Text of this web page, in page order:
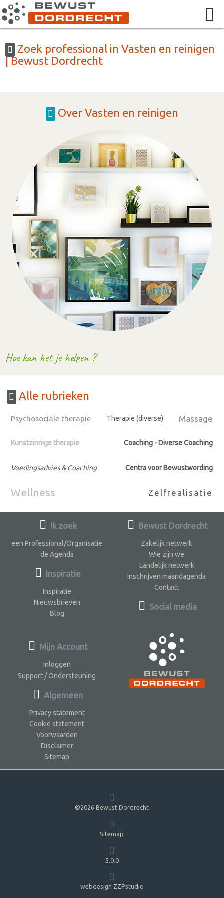
Zoek professional in Vasten en reinigen
| Bewust Dordrecht
Over Vasten en reinigen
Hoe kan het je helpen ?
Alle rubrieken
Psychosociale therapie Therapie (diverse) Massage
Kunstzinnige therapie Coaching - Diverse Coaching
Voedingsadvies & Coaching Centra voor Bewustwording
Wellness Zelfrealisatie
Ik zoek
een Professional/Organisatie
de Agenda
Inspiratie
Inspiratie
Nieuwsbrieven
Blog
Bewust Dordrecht
Zakelijk netwerk
Wie zijn we
Landelijk netwerk
Inschrijven maandagenda
Contact
Social media
Mijn Account
Inloggen
Support / Ondersteuning
Algemeen
Privacy statement
Cookie statement
Voorwaarden
Disclaimer
Sitemap
©2026 Bewust Dordrecht
Sitemap
5.0.0
webdesign ZZPstudio